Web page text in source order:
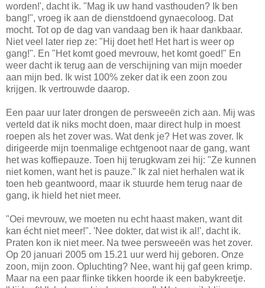
worden!', dacht ik. "Mag ik uw hand vasthouden? Ik ben
bang!", vroeg ik aan de dienstdoend gynaecoloog. Dat
mocht. Tot op de dag van vandaag ben ik haar dankbaar.
Niet veel later riep ze: "Hij doet het! Het hart is weer op
gang!". En "Het komt goed mevrouw, het komt goed!" En
weer dacht ik terug aan de verschijning van mijn moeder
aan mijn bed. Ik wist 100% zeker dat ik een zoon zou
krijgen. Ik vertrouwde daarop.
Een paar uur later drongen de persweeën zich aan. Mij was
verteld dat ik niks mocht doen, maar direct hulp in moest
roepen als het zover was. Wat denk je? Het was zover. Ik
dirigeerde mijn toenmalige echtgenoot naar de gang, want
het was koffiepauze. Toen hij terugkwam zei hij: "Ze kunnen
niet komen, want het is pauze." Ik zal niet herhalen wat ik
toen heb geantwoord, maar ik stuurde hem terug naar de
gang, ik hield het niet meer.
"Oei mevrouw, we moeten nu echt haast maken, want dit
kan écht niet meer!". 'Nee dokter, dat wist ik al!', dacht ik.
Praten kon ik niet meer. Na twee persweeën was het zover.
Op 20 januari 2005 om 15.21 uur werd hij geboren. Onze
zoon, mijn zoon. Opluchting? Nee, want hij gaf geen krimp.
Maar na een paar flinke tikken hoorde ik een babykreetje.